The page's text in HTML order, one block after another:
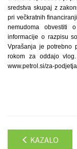
sredstva skupaj z
pri večkratnih
nemudoma obvestiti
informacije o razpisu
Vprašanja je potrebno
rokom za oddajo
www.petrol.si/za-
KAZALO